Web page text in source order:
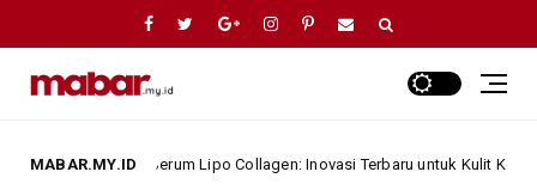
MABAR.MY.ID
Lskin Serum Lipo Collagen: Inovasi Terbaru untuk Kulit Kenyal dan Lembab